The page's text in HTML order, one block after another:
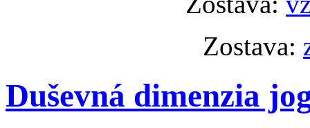
Zostava:
Duševná dimenzia